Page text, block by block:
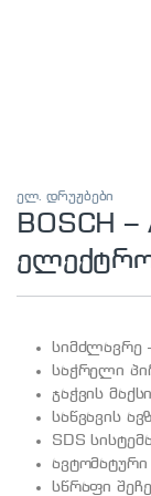
ელ. დრუჟბები
BOSCH
სიმძლავრე
საჭრელი
ჯაჭვის
საწვავის
SDS სისტემა
ავტომატური
სწრაფი